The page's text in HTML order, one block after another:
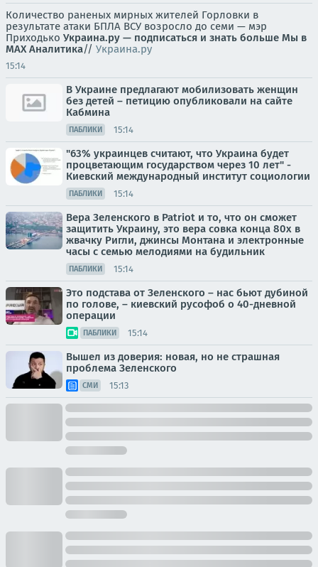
Количество раненых мирных жителей Горловки в
результате атаки БПЛА ВСУ возросло до семи — мэр
Приходько Украина.ру — подписаться и знать больше Мы в
MAX Аналитика// Украина.ру
15:14
В Украине предлагают мобилизовать женщин
без детей – петицию опубликовали на сайте
Кабмина
ПАБЛИКИ 15:14
"63% украинцев считают, что Украина будет
процветающим государством через 10 лет" -
Киевский международный институт социологии
ПАБЛИКИ 15:14
Вера Зеленского в Patriot и то, что он сможет
защитить Украину, это вера совка конца 80х в
жвачку Ригли, джинсы Монтана и электронные
часы с семью мелодиями на будильник
ПАБЛИКИ 15:14
Это подстава от Зеленского – нас бьют дубиной
по голове, – киевский русофоб о 40-дневной
операции
ПАБЛИКИ 15:14
Вышел из доверия: новая, но не страшная
проблема Зеленского
СМИ 15:13